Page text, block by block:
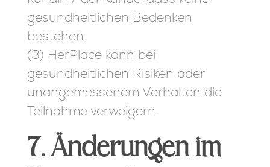
gesundheitlichen Bedenken
bestehen.
(3) HerPlace kann bei
gesundheitlichen Risiken oder
unangemessenem Verhalten die
Teilnahme verweigern.
7. Änderungen im